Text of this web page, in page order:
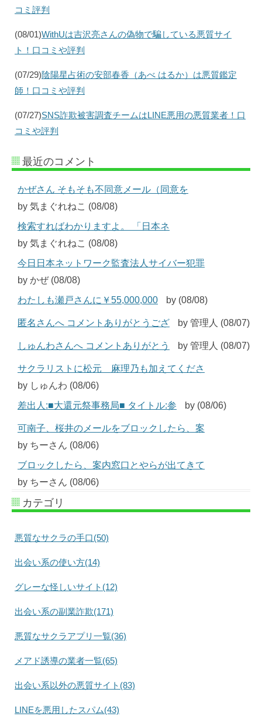
コミ評判
(08/01)WithUは吉沢亮さんの偽物で騙している悪質サイ
ト！口コミや評判
(07/29)陰陽星占術の安部春香（あべ はるか）は悪質鑑定
師！口コミや評判
(07/27)SNS詐欺被害調査チームはLINE悪用の悪質業者！口
コミや評判
最近のコメント
かぜさん そもそも不同意メール（同意を
by 気まぐれねこ (08/08)
検索すればわかりますよ。 「日本ネ
by 気まぐれねこ (08/08)
今日日本ネットワーク監査法人サイバー犯罪
by かぜ (08/08)
わたしも瀬戸さんに￥55,000,000
by (08/08)
匿名さんへ コメントありがとうござ by 管理人 (08/07)
しゅんわさんへ コメントありがとう by 管理人 (08/07)
サクラリストに松元 麻理乃も加えてくださ
by しゅんわ (08/06)
差出人:■大還元祭事務局■ タイトル:参
by (08/06)
可南子、桜井のメールをブロックしたら、案
by ちーさん (08/06)
ブロックしたら、案内窓口とやらが出てきて
by ちーさん (08/06)
カテゴリ
悪質なサクラの手口(50)
出会い系の使い方(14)
グレーな怪しいサイト(12)
出会い系の副業詐欺(171)
悪質なサクラアプリ一覧(36)
メアド誘導の業者一覧(65)
出会い系以外の悪質サイト(83)
LINEを悪用したスパム(43)